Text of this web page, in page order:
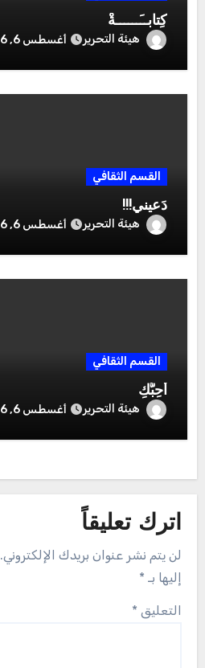
كِتابــَــــــةْ
هيئة التحرير أغسطس 6, 2026
القسم الثقافي
دَعيني!!!
هيئة التحرير أغسطس 6, 2026
القسم الثقافي
أُحِبُّكِ
هيئة التحرير أغسطس 6, 2026
اترك تعليقاً
لن يتم نشر عنوان بريدك الإلكتروني.
إليها بـ *
التعليق *